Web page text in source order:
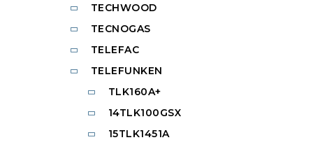
TECHWOOD
TECNOGAS
TELEFAC
TELEFUNKEN
TLK160A+
14TLK100GSX
15TLK1451A